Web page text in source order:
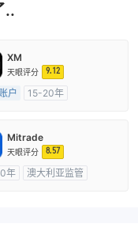
..
XM
天眼评分 9.12
户
15-20年
Mitrade
天眼评分 8.57
年
澳大利亚监管